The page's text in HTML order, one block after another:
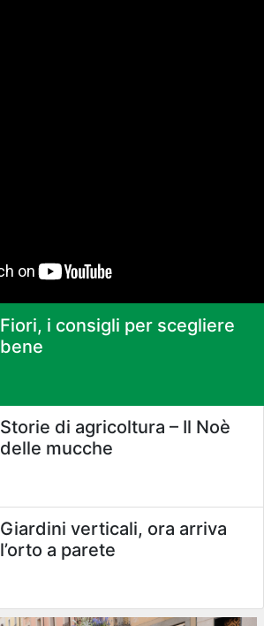
Fiori, i consigli per scegliere
bene
Storie di agricoltura – Il Noè
delle mucche
Giardini verticali, ora arriva
l’orto a parete